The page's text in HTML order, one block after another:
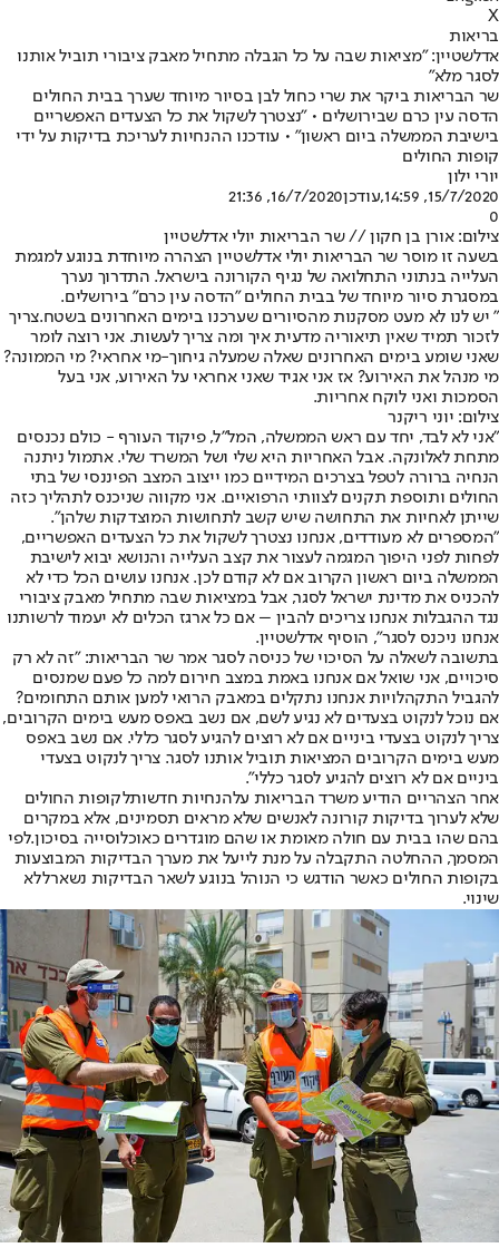
X
בריאות
אדלשטיין: "מציאות שבה על כל הגבלה מתחיל מאבק ציבורי תוביל אותנו
לסגר מלא"
שר הבריאות ביקר את שרי כחול לבן בסיור מיוחד שערך בבית החולים
הדסה עין כרם שבירושלים • "נצטרך לשקול את כל הצעדים האפשריים
בישיבת הממשלה ביום ראשון" • עודכנו ההנחיות לעריכת בדיקות על ידי
קופות החולים
יורי ילון
15/7/2020, 14:59
,עודכן16/7/2020, 21:36
0
צילום: אורן בן חקון // שר הבריאות יולי אדלשטיין
בשעה זו מוסר שר הבריאות יולי אדלשטיין הצהרה מיוחדת בנוגע למגמת
העלייה בנתוני התחלואה של נגיף הקורונה בישראל. התדרוך נערך
במסגרת סיור מיוחד של בבית החולים "הדסה עין כרם" בירושלים.
" יש לנו לא מעט מסקנות מהסיורים שערכנו בימים האחרונים בשטח.צריך
לזכור תמיד שאין תיאוריה מדעית איך ומה צריך לעשות. אני רוצה לומר
שאני שומע בימים האחרונים שאלה שמעלה גיחוך-מי אחראי? מי הממונה?
מי מנהל את האירוע? אז אני אגיד שאני אחראי על האירוע, אני בעל
הסמכות ואני לוקח אחריות.
צילום: יוני ריקנר
"אני לא לבד, יחד עם ראש הממשלה, המל"ל, פיקוד העורף - כולם נכנסים
מתחת לאלונקה. אבל האחריות היא שלי ושל המשרד שלי. אתמול ניתנה
הנחיה ברורה לטפל בצרכים המידיים כמו ייצוב המצב הפיננסי של בתי
החולים ותוספת תקנים לצוותי הרפואיים. אני מקווה שניכנס לתהליך כזה
שייתן לאחיות את התחושה שיש קשב לתחושות המוצדקות שלהן״.
"המספרים לא מעודדים, אנחנו נצטרך לשקול את כל הצעדים האפשריים,
לפחות לפני היפוך המגמה לעצור את קצב העלייה והנושא יבוא לישיבת
הממשלה ביום ראשון הקרוב אם לא קודם לכן. אנחנו עושים הכל כדי לא
להכניס את מדינת ישראל לסגר, אבל במציאות שבה מתחיל מאבק ציבורי
נגד ההגבלות אנחנו צריכים להבין – אם כל ארגז הכלים לא יעמוד לרשותנו
אנחנו ניכנס לסגר", הוסיף אדלשטיין.
בתשובה לשאלה על הסיכוי של כניסה לסגר אמר שר הבריאות: "זה לא רק
סיכויים, אני שואל אם אנחנו באמת במצב חירום למה כל פעם שמנסים
להגביל התקהלויות אנחנו נתקלים במאבק הרואי למען אותם התחומים?
אם נוכל לנקוט בצעדים לא נגיע לשם, אם נשב באפס מעש בימים הקרובים,
צריך לנקוט בצעדי ביניים אם לא רוצים להגיע לסגר כללי. אם נשב באפס
מעש בימים הקרובים המציאות תוביל אותנו לסגר. צריך לנקוט בצעדי
ביניים אם לא רוצים להגיע לסגר כללי".
אחר הצהריים הודיע משרד הבריאות עלהנחיות חדשותלקופות החולים
שלא לערוך בדיקות קורונה לאנשים שלא מראים תסמינים, אלא במקרים
בהם שהו בבית עם חולה מאומת או שהם מוגדרים כאוכלוסייה בסיכון.לפי
המסמך, ההחלטה התקבלה על מנת לייעל את מערך הבדיקות המבוצעות
בקופות החולים כאשר הודגש כי הנוהל בנוגע לשאר הבדיקות נשארללא
שינוי.